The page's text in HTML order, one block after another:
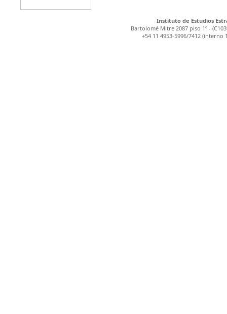
Instituto de Estudios
Bartolomé Mitre 2087 piso 1º -
+54 11 4953-5996/7412 (interno